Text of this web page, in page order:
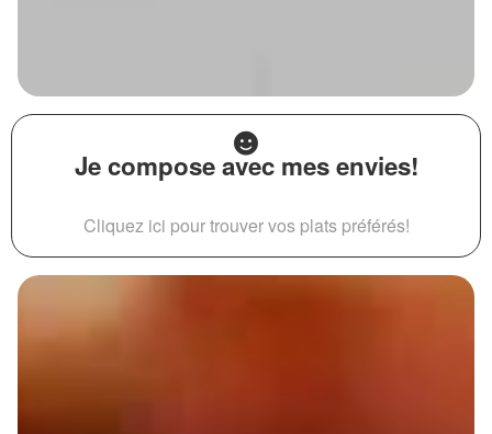
Je compose avec mes envies!
Cliquez ici pour trouver vos plats préférés!